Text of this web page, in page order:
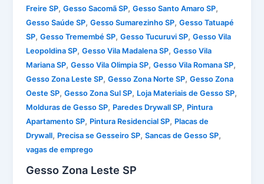
Freire SP,Gesso Sacomã SP,Gesso Santo Amaro SP,
Gesso Saúde SP,Gesso Sumarezinho SP,Gesso Tatuapé
SP,Gesso Tremembé SP,Gesso Tucuruvi SP,Gesso Vila
Leopoldina SP,Gesso Vila Madalena SP,Gesso Vila
Mariana SP,Gesso Vila Olimpia SP,Gesso Vila Romana SP,
Gesso Zona Leste SP,Gesso Zona Norte SP,Gesso Zona
Oeste SP,Gesso Zona Sul SP, Loja Materiais de Gesso SP,
Molduras de Gesso SP, Paredes Drywall SP, Pintura
Apartamento SP, Pintura Residencial SP, Placas de
Drywall, Precisa se Gesseiro SP,Sancas de Gesso SP,
vagas de emprego
Gesso Zona Leste SP